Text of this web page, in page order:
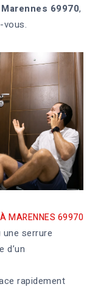
69970,
vous.
À MARENNES 69970
serrure
d’un
rapidement